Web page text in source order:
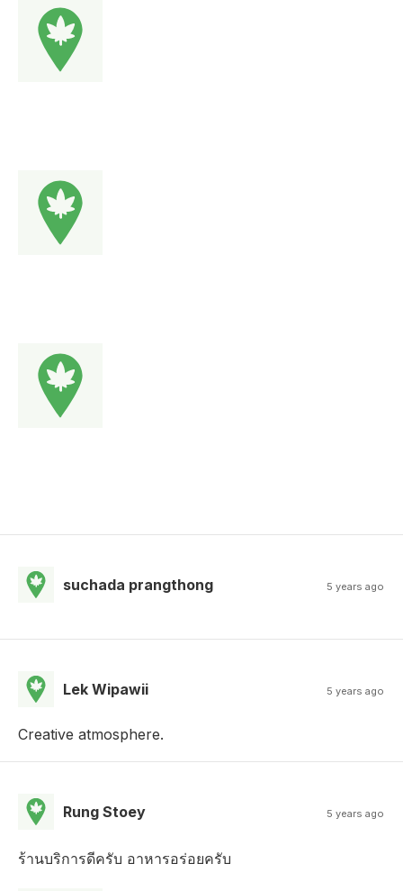
suchada prangthong 5 years ago
Lek Wipawii 5 years ago
Creative atmosphere.
Rung Stoey 5 years ago
ร้านบริการดีครับ อาหารอร่อยครับ